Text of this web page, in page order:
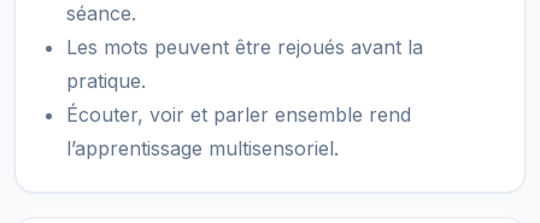
séance.
Les mots peuvent être rejoués avant la
pratique.
Écouter, voir et parler ensemble rend
l’apprentissage multisensoriel.